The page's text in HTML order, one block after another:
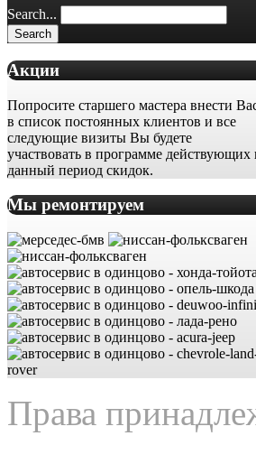
Search...
Акции
Попросите старшего мастера внести
в список постоянных клиентов и все
следующие визиты Вы будете
участвовать в программе действующих
данный период скидок.
Мы ремонтируем
Права